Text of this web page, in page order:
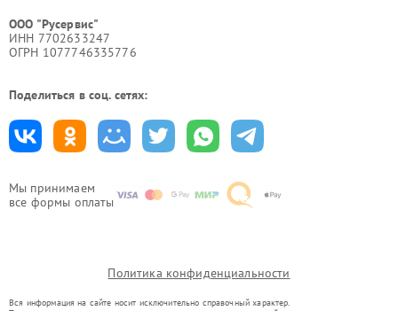
Мы принимаем
все формы оплаты
ООО "Русервис"
ИНН 7702633247
ОГРН 1077746335776
Поделиться в соц. сетях:
Политика конфиденциальности
Вся информация на сайте носит исключительно справочный характер.